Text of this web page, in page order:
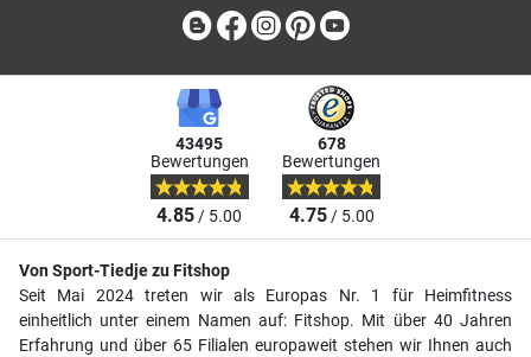
BlogFacebook
Instagram
Pinterest
43495
Bewertungen
4.85/ 5.00
678
Bewertungen
4.75/ 5.00
Von Sport-Tiedje zu Fitshop
Seit Mai 2024 treten wir als Europas Nr. 1 für Heimfitness
einheitlich unter einem Namen auf: Fitshop. Mit über 40 Jahren
Erfahrung und über 65 Filialen europaweit stehen wir Ihnen auch